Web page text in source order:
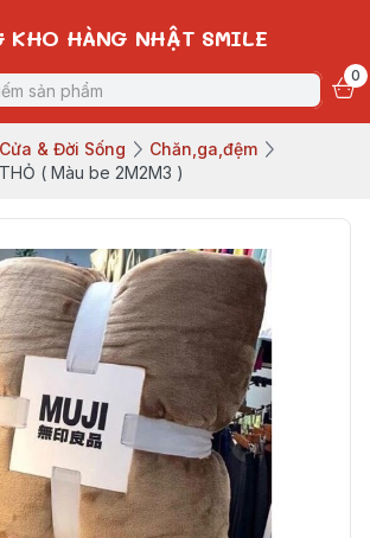
KHO HÀNG NHẬT SMILE
0
& Đời Sống
Chăn,ga,đệm
( Màu be 2M2M3 )